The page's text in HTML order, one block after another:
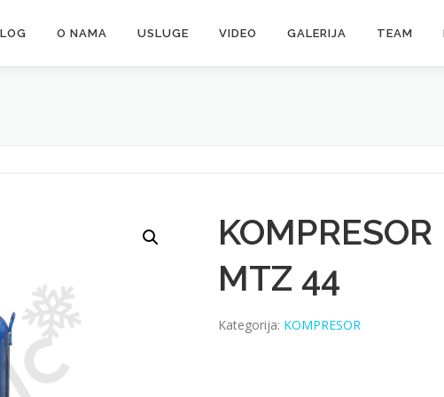
O NAMA USLUGE VIDEO GALERIJA TEAM
MTZ 44
Kategorija: KOMPRESOR